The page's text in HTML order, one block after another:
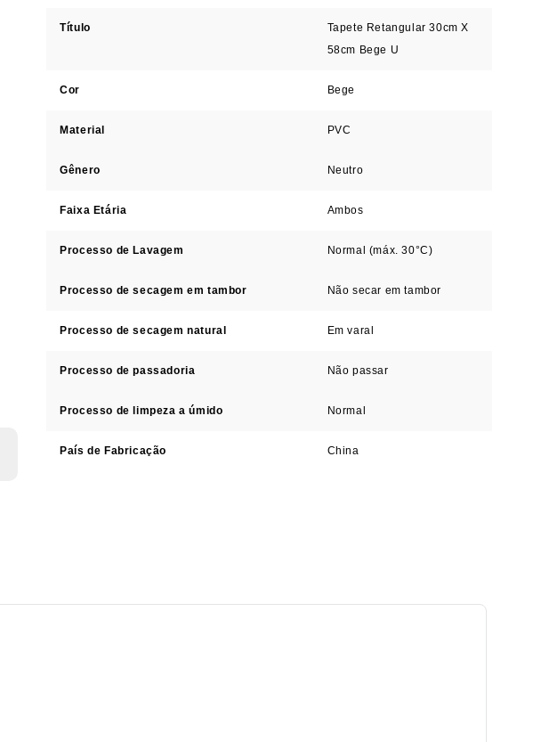
Título
Tapete Retangular 30cm X
58cm Bege U
Cor Bege
Material PVC
Gênero Neutro
Faixa Etária Ambos
Processo de Lavagem Normal (máx. 30°C)
Processo de secagem em tambor Não secar em tambor
Processo de secagem natural Em varal
Processo de passadoria Não passar
Processo de limpeza a úmido Normal
País de Fabricação China